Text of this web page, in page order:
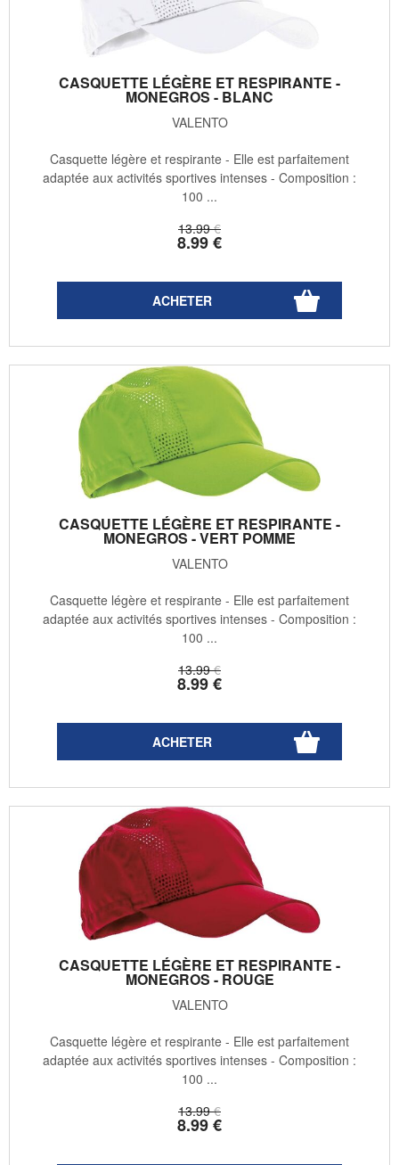
CASQUETTE LÉGÈRE ET RESPIRANTE -
MONEGROS - BLANC
VALENTO
13.99 €
8.99€
Casquette légère et respirante - Elle est parfaitement
adaptée aux activités sportives intenses - Composition :
100 ...
CASQUETTE LÉGÈRE ET RESPIRANTE -
MONEGROS - VERT POMME
VALENTO
13.99 €
8.99€
Casquette légère et respirante - Elle est parfaitement
adaptée aux activités sportives intenses - Composition :
100 ...
CASQUETTE LÉGÈRE ET RESPIRANTE -
MONEGROS - ROUGE
VALENTO
13.99 €
8.99€
Casquette légère et respirante - Elle est parfaitement
adaptée aux activités sportives intenses - Composition :
100 ...